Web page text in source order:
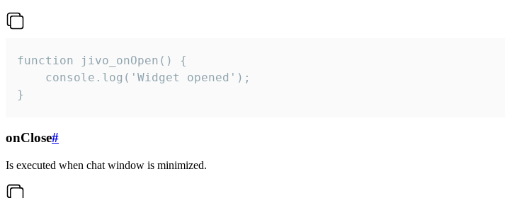
function jivo_onOpen() {
    console.log('Widget opened');
}
onClose#
Is executed when chat window is minimized.